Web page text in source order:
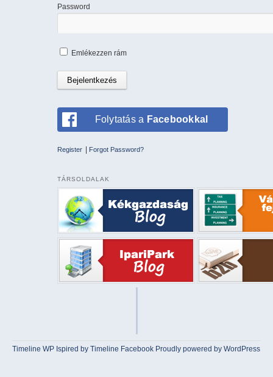
Password
Emlékezzen rám
Folytatás a Facebookkal
Register | Forgot Password?
TÁRSOLDALAK
Timeline WP Ispired byTimeline Facebook Proudly powered by WordPress